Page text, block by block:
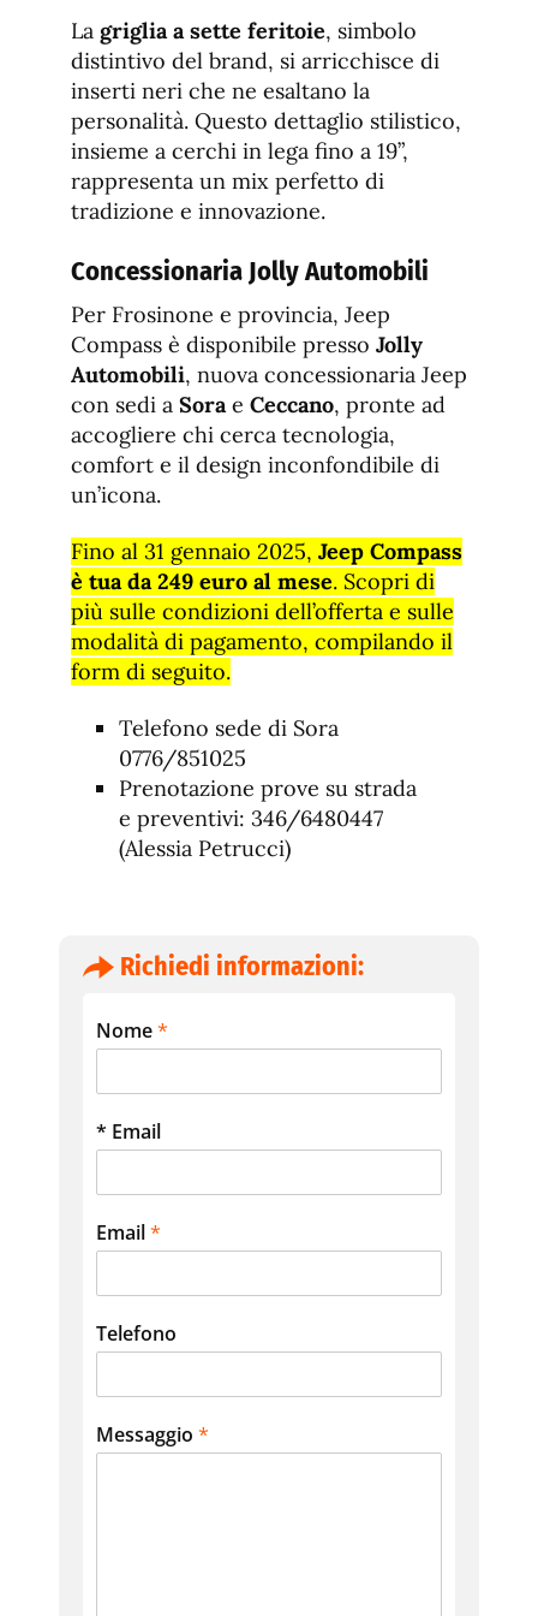
La griglia a sette feritoie, simbolo
distintivo del brand, si arricchisce di
inserti neri che ne esaltano la
personalità. Questo dettaglio stilistico,
insieme a cerchi in lega fino a 19”,
rappresenta un mix perfetto di
tradizione e innovazione.
Concessionaria Jolly Automobili
Per Frosinone e provincia, Jeep
Compass è disponibile presso Jolly
Automobili, nuova concessionaria Jeep
con sedi a Sorae Ceccano, pronte ad
accogliere chi cerca tecnologia,
comfort e il design inconfondibile di
un’icona.
Fino al 31 gennaio 2025, Jeep Compass
è tua da 249 euro al mese. Scopri di
più sulle condizioni dell’offerta e sulle
modalità di pagamento, compilando il
form di seguito.
Telefono sede di Sora
0776/851025
Prenotazione prove su strada
e preventivi: 346/6480447
(Alessia Petrucci)
Richiedi informazioni:
Nome*
* Email
Email*
Telefono
Messaggio *